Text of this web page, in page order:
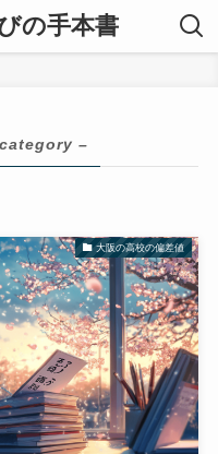
の手本書
–
大阪の高校の偏差値